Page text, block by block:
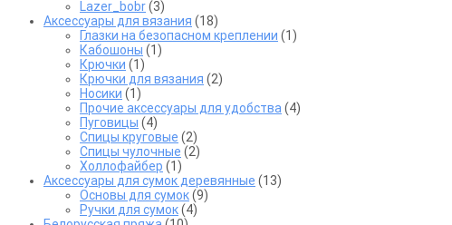
Lazer_bobr(3)
Аксессуары для вязания (18)
Глазки на безопасном креплении (1)
Кабошоны (1)
Крючки (1)
Крючки для вязания (2)
Носики (1)
Прочие аксессуары для удобства(4)
Пуговицы (4)
Спицы круговые (2)
Спицы чулочные (2)
Холлофайбер (1)
Аксессуары для сумок деревянные (13)
Основы для сумок(9)
Ручки для сумок(4)